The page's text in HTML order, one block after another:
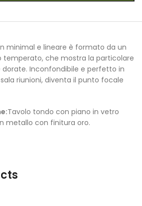
minimal e lineare è formato da un
temperato, che mostra la particolare
Inconfondibile e perfetto in
riunioni, diventa il punto focale
Tavolo tondo con piano in vetro
metallo con finitura oro.